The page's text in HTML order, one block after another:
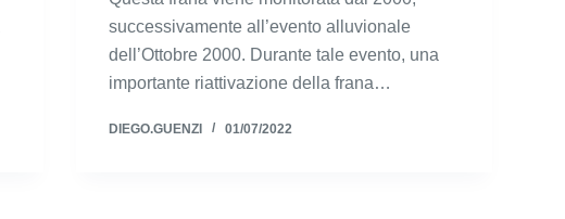
successivamente all’evento alluvionale
dell’Ottobre 2000. Durante tale evento, una
importante riattivazione della frana…
DIEGO.GUENZI 01/07/2022